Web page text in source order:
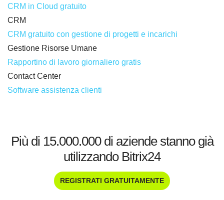
CRM in Cloud gratuito
CRM
CRM gratuito con gestione di progetti e incarichi
Gestione Risorse Umane
Rapportino di lavoro giornaliero gratis
Contact Center
Software assistenza clienti
Più di 15.000.000 di aziende stanno già
utilizzando Bitrix24
REGISTRATI GRATUITAMENTE